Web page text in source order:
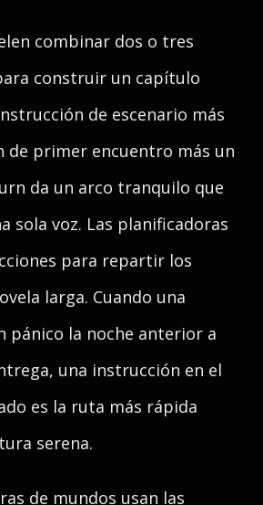
combinar dos o tres
construir un capítulo
de escenario más
de primer encuentro más un
da un arco tranquilo que
sola voz. Las planificadoras
para repartir los
larga. Cuando una
pánico la noche anterior a
una instrucción en el
es la ruta más rápida
serena.
de mundos usan las